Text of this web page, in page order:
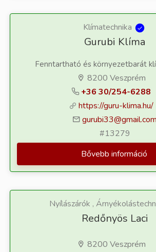
Klímatechnika
Gurubi Klíma
Fenntartható és környezetbarát
8200 Veszprém
+36 30/254-6288
https://guru-klima.hu/
gurubi33@gmail.com
#13279
Bővebb információ
Nyílászárók ,
Redőnyös Laci
8200 Veszprém